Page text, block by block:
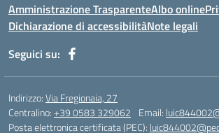
Amministrazione TrasparenteAlbo online
Dichiarazione di accessibilitàNote legali
Seguici su:
Indirizzo:Via Fregionaia, 27
Centralino:+39 0583 329062 Email:
Posta elettronica certificata (PEC):